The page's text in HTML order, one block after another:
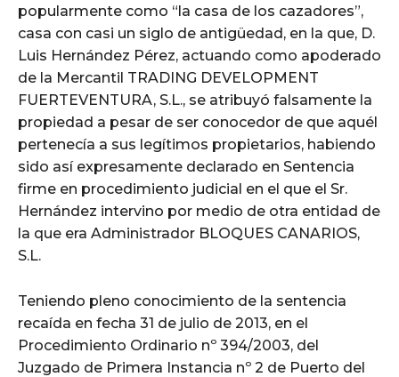
popularmente como “la casa de los cazadores”,
casa con casi un siglo de antigüedad, en la que, D.
Luis Hernández Pérez, actuando como apoderado
de la Mercantil TRADING DEVELOPMENT
FUERTEVENTURA, S.L., se atribuyó falsamente la
propiedad a pesar de ser conocedor de que aquél
pertenecía a sus legítimos propietarios, habiendo
sido así expresamente declarado en Sentencia
firme en procedimiento judicial en el que el Sr.
Hernández intervino por medio de otra entidad de
la que era Administrador BLOQUES CANARIOS,
S.L.
Teniendo pleno conocimiento de la sentencia
recaída en fecha 31 de julio de 2013, en el
Procedimiento Ordinario nº 394/2003, del
Juzgado de Primera Instancia nº 2 de Puerto del